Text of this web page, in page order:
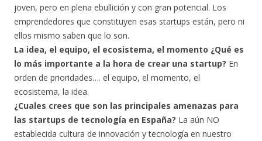
joven, pero en plena ebullición y con gran potencial. Los
emprendedores que constituyen esas startups están, pero ni
ellos mismo saben que lo son.
La idea, el equipo, el ecosistema, el momento ¿Qué es
lo más importante a la hora de crear una startup? En
orden de prioridades…. el equipo, el momento, el
ecosistema, la idea.
¿Cuales crees que son las principales amenazas para
las startups de tecnología en España? La aún NO
establecida cultura de innovación y tecnología en nuestro